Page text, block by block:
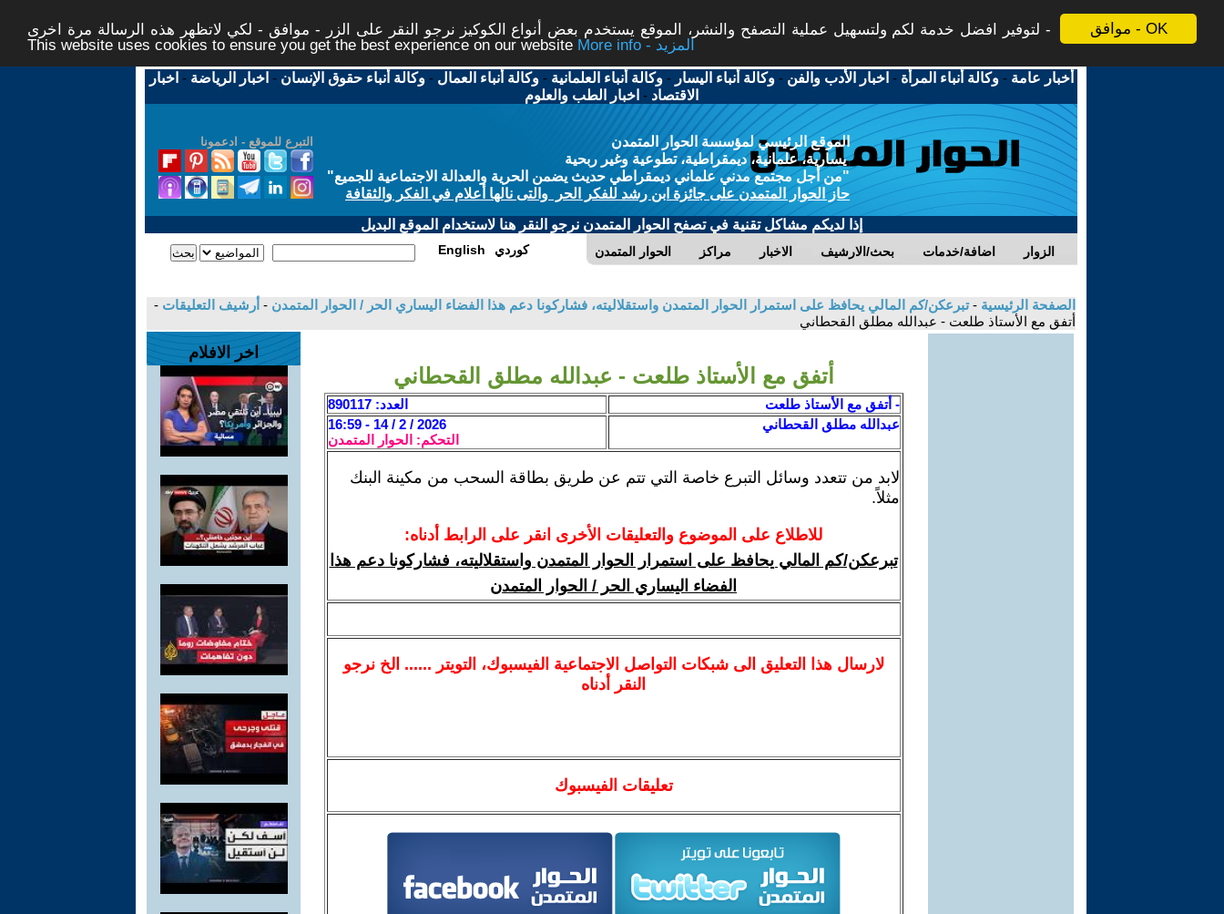
موافق - OK
لتوفير افضل خدمة لكم ولتسهيل عملية التصفح والنشر، الموقع يستخدم بعض أنواع الكوكيز نرجو النقر على الزر - موافق - لكي لاتظهر هذه الرسالة مرة اخرى -
This website uses cookies to ensure you get the best experience on our website
More info - المزيد
أخبار عامة -وكالة أنباء المرأة - اخبار الأدب والفن -وكالة أنباء اليسار -وكالة أنباء العلمانية -وكالة أنباء العمال -وكالة أنباء حقوق الإنسان - اخبار الرياضة - اخبار
الاقتصاد - اخبار الطب والعلوم
التبرع للموقع - ادعمونا
الموقع الرئيسي لمؤسسة الحوار المتمدن
يسارية، علمانية، ديمقراطية، تطوعية وغير ربحية
"من أجل مجتمع مدني علماني ديمقراطي حديث يضمن الحرية والعدالة الاجتماعية للجميع"
حاز الحوار المتمدن على جائزة ابن رشد للفكر الحر والتى نالها أعلام في الفكر والثقافة
إذا لديكم مشاكل تقنية في تصفح الحوار المتمدن نرجو النقر هنا لاستخدام الموقع البديل
الحوار المتمدن مراكز الاخبار بحث/الارشيف اضافة/خدمات الزوار English كوردي
الصفحة الرئيسية -تبرعكن/كم المالي يحافظ على استمرار الحوار المتمدن واستقلاليته، فشاركونا دعم هذا الفضاء اليساري الحر / الحوار المتمدن - أرشيف التعليقات -
أتفق مع الأستاذ طلعت - عبدالله مطلق القحطاني
أتفق مع الأستاذ طلعت - عبدالله مطلق القحطاني
- أتفق مع الأستاذ طلعت
العدد: 890117
عبدالله مطلق القحطاني
2026 / 2 / 14 - 16:59
التحكم: الحوار المتمدن
لابد من تتعدد وسائل التبرع خاصة التي تتم عن طريق بطاقة السحب من مكينة البنك
مثلاً.
للاطلاع على الموضوع والتعليقات الأخرى انقر على الرابط أدناه:
تبرعكن/كم المالي يحافظ على استمرار الحوار المتمدن واستقلاليته، فشاركونا دعم هذا
الفضاء اليساري الحر / الحوار المتمدن
لارسالهذا التعليق الى شبكات التواصل الاجتماعية الفيسبوك، التويتر ...... الخ نرجو
النقر أدناه
تعليقات الفيسبوك
اخر الافلام